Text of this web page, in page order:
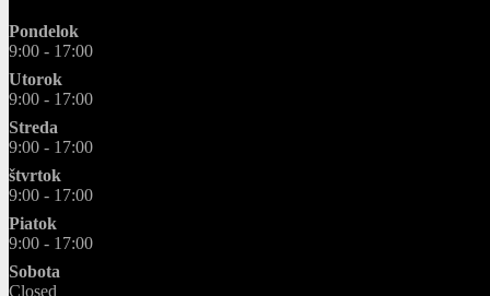
Pondelok
9:00 - 17:00
Utorok
9:00 - 17:00
Streda
9:00 - 17:00
štvrtok
9:00 - 17:00
Piatok
9:00 - 17:00
Sobota
Closed